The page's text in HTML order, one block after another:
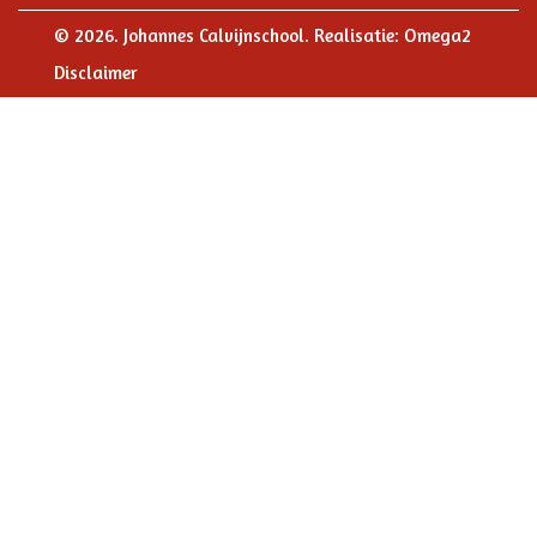
© 2026. Johannes Calvijnschool. Realisatie: Omega2
Disclaimer